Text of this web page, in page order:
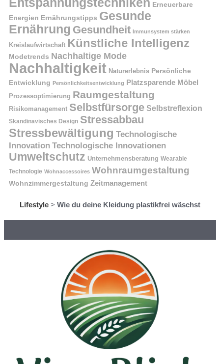
Erneuerbare
Energien Ernährungstipps Gesunde
Ernährung Gesundheit Immunsystem stärken
Kreislaufwirtschaft Künstliche Intelligenz
Modetrends Nachhaltige Mode
Nachhaltigkeit Naturerlebnis Persönliche
Entwicklung Persönlichkeitsentwicklung Platzsparende Möbel
Prozessoptimierung Raumgestaltung
Risikomanagement Selbstfürsorge Selbstreflexion
Skandinavisches Design Stressabbau
Stressbewältigung Technologische
Innovation Technologische Innovationen
Umweltschutz Unternehmensberatung Wearable
Technologie Wohnaccessoires Wohnraumgestaltung
Wohnzimmergestaltung Zeitmanagement
Lifestyle > Wie du deine Kleidung plastikfrei wäschst